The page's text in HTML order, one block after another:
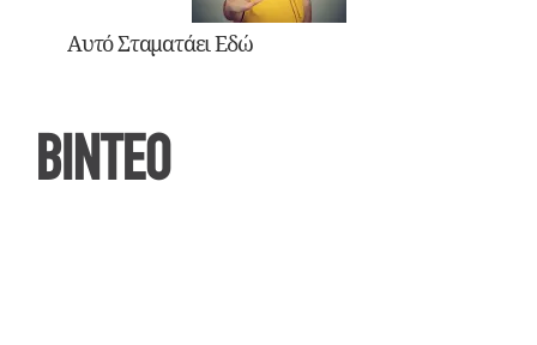
Αυτό Σταματάει Εδώ
ΒΙΝΤΕΟ